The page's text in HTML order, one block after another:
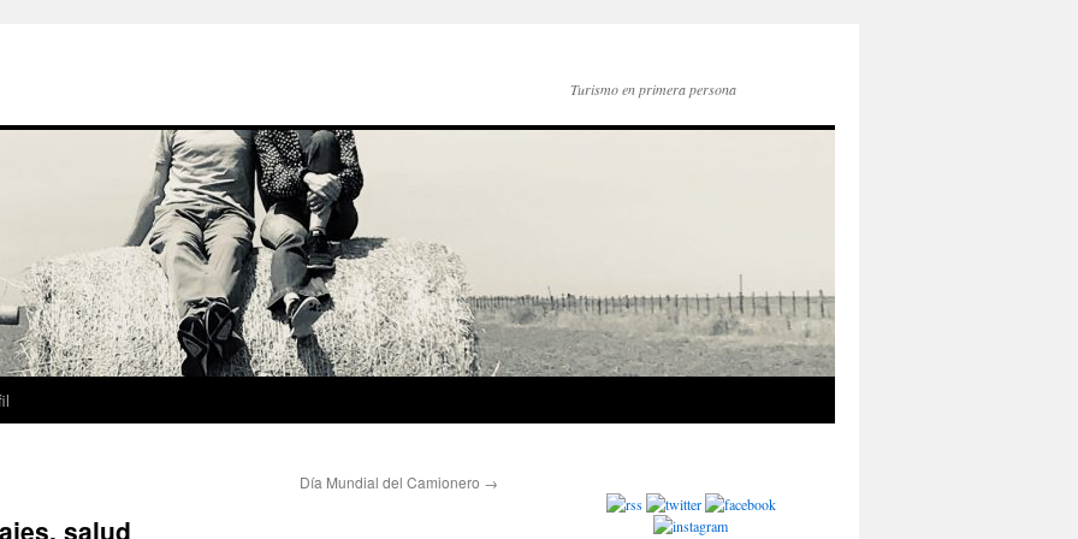
Turismo en primera persona
Día Mundial del Camionero →
salud